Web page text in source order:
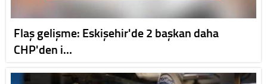
Flaş gelişme: Eskişehir'de 2 başkan daha
CHP'den i…